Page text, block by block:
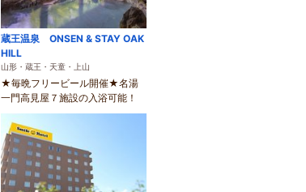
蔵王温泉 ONSEN & STAY OAK
HILL
山形・蔵王・天童・上山
★毎晩フリービール開催★名湯
一門高見屋７施設の入浴可能！